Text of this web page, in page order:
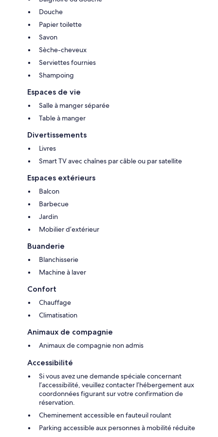
Parking privé sur place, à 2 min à pied de la villa.
Si vous ne trouvez pas les dates disponibles ou la compatibilité,
notre autre villa qui se trouve dans la même zone mais qui est plus
grande pour un maximum de 4 personnes, également listée avec
maison, est disponible à l’adresse suivante: https: // www. loin de la
Douche
Papier toilette
Savon
Sèche-cheveux
Serviettes fournies
Shampoing
Espaces de vie
Salle à manger séparée
Table à manger
Divertissements
Livres
Smart TV avec chaînes par câble ou par satellite
Espaces extérieurs
Balcon
Barbecue
Jardin
Mobilier d’extérieur
Buanderie
Blanchisserie
Machine à laver
Confort
Chauffage
Climatisation
Animaux de compagnie
Animaux de compagnie non admis
Accessibilité
Si vous avez une demande spéciale concernant
l’accessibilité, veuillez contacter l’hébergement aux
coordonnées figurant sur votre confirmation de
réservation.
Cheminement accessible en fauteuil roulant
Parking accessible aux personnes à mobilité réduite